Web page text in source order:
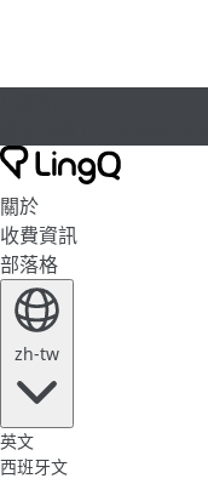
關於
收費資訊
部落格
zh-tw
英文
西班牙文